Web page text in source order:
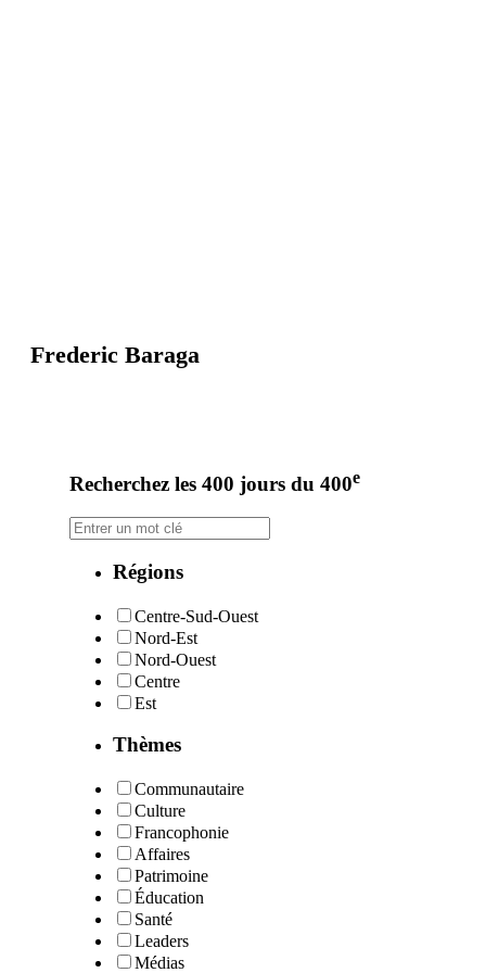
Frederic Baraga
Recherchez les 400 jours du 400e
Régions
Centre-Sud-Ouest
Nord-Est
Nord-Ouest
Centre
Est
Thèmes
Communautaire
Culture
Francophonie
Affaires
Patrimoine
Éducation
Santé
Leaders
Médias